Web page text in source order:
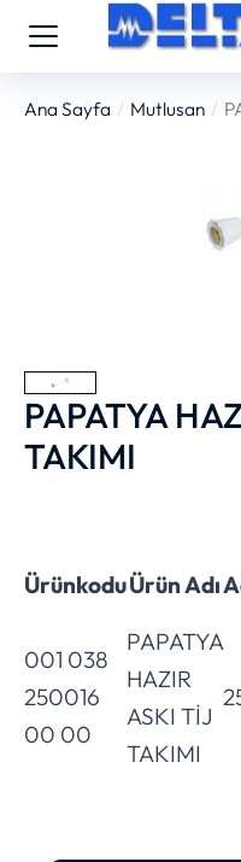
You are here:
Ana Sayfa Mutlusan
PAPATYA
TAKIMI
ÜrünkoduÜrün Adı
001 038
250016
00 00
PAPATYA
HAZIR
ASKI TİJ
TAKIMI